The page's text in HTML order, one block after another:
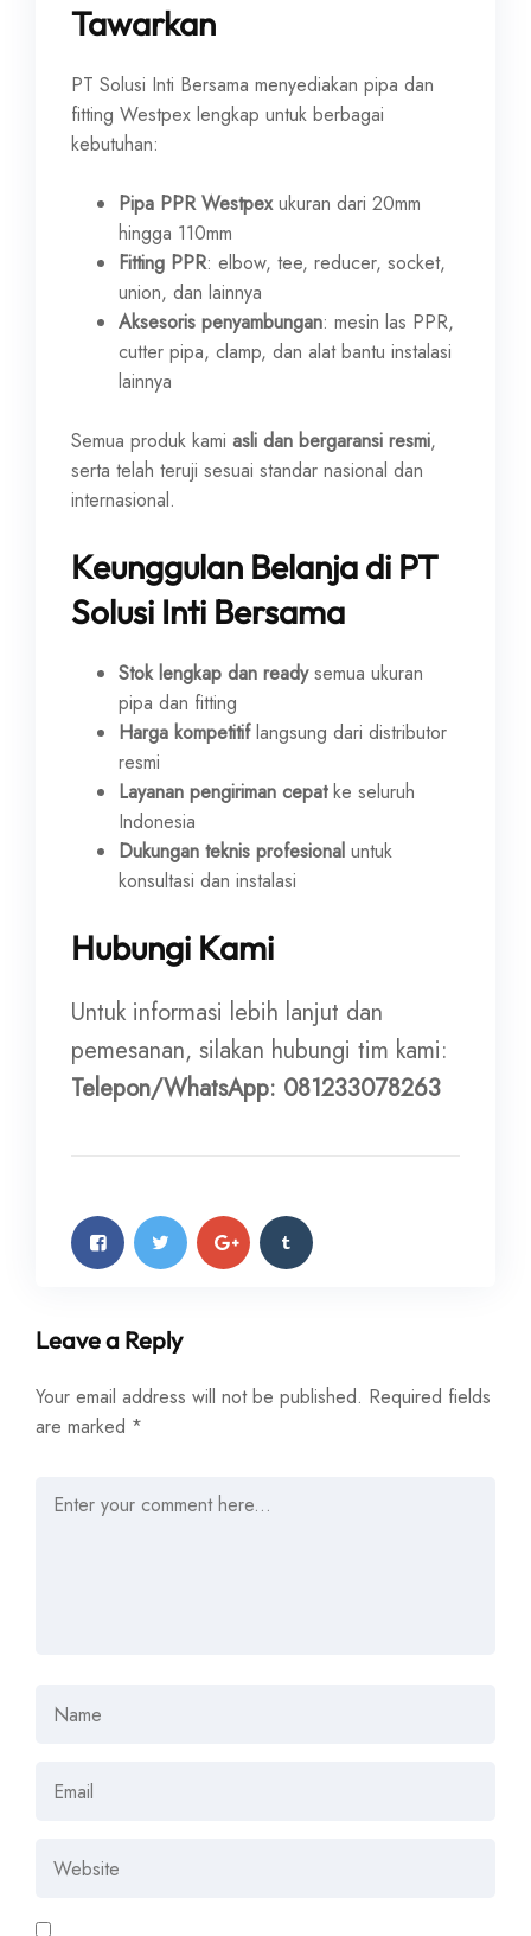
Tawarkan
PT Solusi Inti Bersama menyediakan pipa dan
fitting Westpex lengkap untuk berbagai
kebutuhan:
Pipa PPR Westpexukuran dari 20mm
hingga 110mm
Fitting PPR: elbow, tee, reducer, socket,
union, dan lainnya
Aksesoris penyambungan: mesin las PPR,
cutter pipa, clamp, dan alat bantu instalasi
lainnya
Semua produk kami asli dan bergaransi resmi,
serta telah teruji sesuai standar nasional dan
internasional.
Keunggulan Belanja di PT
Solusi Inti Bersama
Stok lengkap dan readysemua ukuran
pipa dan fitting
Harga kompetitiflangsung dari distributor
resmi
Layanan pengiriman cepatke seluruh
Indonesia
Dukungan teknis profesional untuk
konsultasi dan instalasi
Hubungi Kami
Untuk informasi lebih lanjut dan
pemesanan, silakan hubungi tim kami:
Telepon/WhatsApp: 081233078263
Leave a Reply
Your email address will not be published. Required fields
are marked *